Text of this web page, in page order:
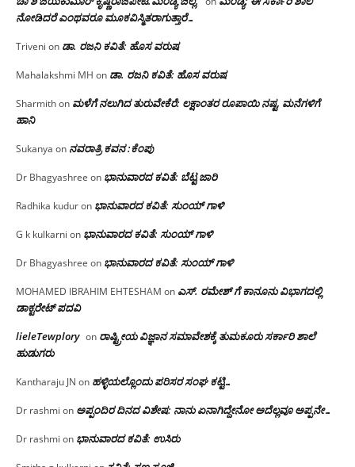
ನೋಡಿದರೆ ಎಂಥವರೂ ಮೂಕವಿಸ್ಮಿತರಾಗುತ್ತಾರೆ…
Triveni on ಡಾ. ರಜನಿ ಕವಿತೆ: ಹೊಸ ವರುಷ
Mahalakshmi MH on ಡಾ. ರಜನಿ ಕವಿತೆ: ಹೊಸ ವರುಷ
Sharmithon ಮಳೆಗೆ ನಲುಗಿದ ತುರುವೇಕೆರೆ: ಲಕ್ಷಾಂತರ ರೂಪಾಯಿ ನಷ್ಟ, ಮನೆಗಳಿಗೆ
ಹಾನಿ
Sukanya on ನವರಾತ್ರಿ ಕವನ :ಕೆಂಪು
Dr Bhagyashree on ಭಾನುವಾರದ ಕವಿತೆ: ಬೆಟ್ಟ ಜಾರಿ
Radhika kuduron ಭಾನುವಾರದ ಕವಿತೆ: ಸುಂಯ್ ಗಾಳಿ
G k kulkarni on ಭಾನುವಾರದ ಕವಿತೆ: ಸುಂಯ್ ಗಾಳಿ
Dr Bhagyashree on ಭಾನುವಾರದ ಕವಿತೆ: ಸುಂಯ್ ಗಾಳಿ
MOHAMED IBRAHIM EHTESHAM on ಎಸ್. ರಮೇಶ್ ಗೆ ಕಾನೂನು ವಿಭಾಗದಲ್ಲಿ
ಡಾಕ್ಟರೇಟ್ ಪದವಿ
lieleTewplory on ರಾಷ್ಟ್ರೀಯ ವಿಜ್ಞಾನ ಸಮಾವೇಶಕ್ಕೆ‌ ತುಮಕೂರು ಸರ್ಕಾರಿ ಶಾಲೆ
ಹುಡುಗರು
Kantharaju JN on ಹಳ್ಳಿಯಲ್ಲೊಂದು ಪರಿಸರ ಸಂಘ ಕಟ್ಟಿ…
Dr rashmi on ಅಪ್ಪಂದಿರ ದಿನದ ವಿಶೇಷ: ನಾನು ಏನಾಗಿದ್ದೇನೋ‌ ಅದೆಲ್ಲವೂ ಅಪ್ಪನೇ…
Dr rashmi on ಭಾನುವಾರದ ಕವಿತೆ: ಉಸಿರು